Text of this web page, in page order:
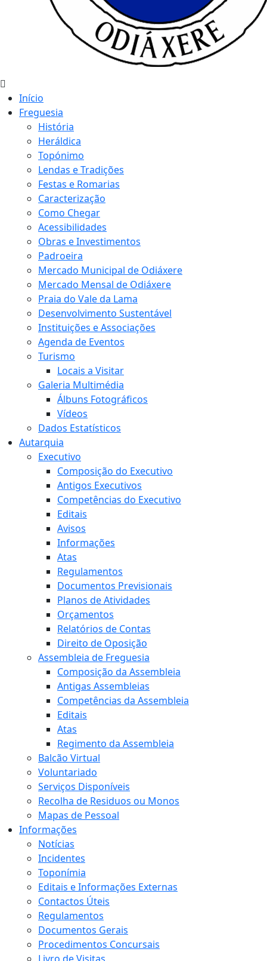
Início
Freguesia
História
Heráldica
Topónimo
Lendas e Tradições
Festas e Romarias
Caracterização
Como Chegar
Acessibilidades
Obras e Investimentos
Padroeira
Mercado Municipal de Odiáxere
Mercado Mensal de Odiáxere
Praia do Vale da Lama
Desenvolvimento Sustentável
Instituições e Associações
Agenda de Eventos
Turismo
Locais a Visitar
Galeria Multimédia
Álbuns Fotográficos
Vídeos
Dados Estatísticos
Autarquia
Executivo
Composição do Executivo
Antigos Executivos
Competências do Executivo
Editais
Avisos
Informações
Atas
Regulamentos
Documentos Previsionais
Planos de Atividades
Orçamentos
Relatórios de Contas
Direito de Oposição
Assembleia de Freguesia
Composição da Assembleia
Antigas Assembleias
Competências da Assembleia
Editais
Atas
Regimento da Assembleia
Balcão Virtual
Voluntariado
Serviços Disponíveis
Recolha de Residuos ou Monos
Mapas de Pessoal
Informações
Notícias
Incidentes
Toponímia
Editais e Informações Externas
Contactos Úteis
Regulamentos
Documentos Gerais
Procedimentos Concursais